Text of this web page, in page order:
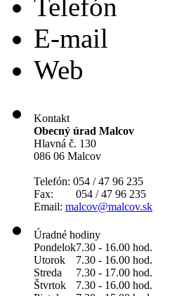
Telefón
E-mail
Web
Kontakt
Obecný úrad Malcov
Hlavná č. 130
086 06 Malcov
Telefón: 054 / 47 96 235
Fax: 054 / 47 96 235
Email: malcov@malcov.sk
Úradné hodiny
Pondelok7.30 - 16.00 hod.
Utorok
7.30 - 16.00 hod.
Streda
7.30 - 17.00 hod.
Štvrtok
7.30 - 16.00 hod.